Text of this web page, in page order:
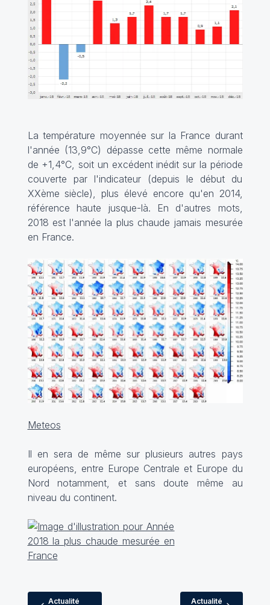
La température moyennée sur la France durant
l'année (13,9°C) dépasse cette même normale
de +1,4°C, soit un excédent inédit sur la période
couverte par l'indicateur (depuis le début du
XXème siècle), plus élevé encore qu'en 2014,
référence haute jusque-là. En d'autres mots,
2018 est l'année la plus chaude jamais mesurée
en France.
Meteos
Il en sera de même sur plusieurs autres pays
européens, entre Europe Centrale et Europe du
Nord notamment, et sans doute même au
niveau du continent.
Actualité
Actualité